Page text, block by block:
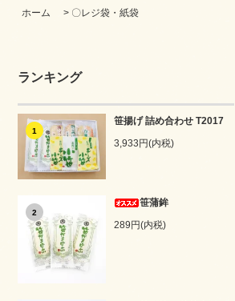
ホーム > 〇レジ袋・紙袋
ランキング
1
笹揚げ 詰め合わせ T2017
3,933円(内税)
2
笹蒲鉾
289円(内税)